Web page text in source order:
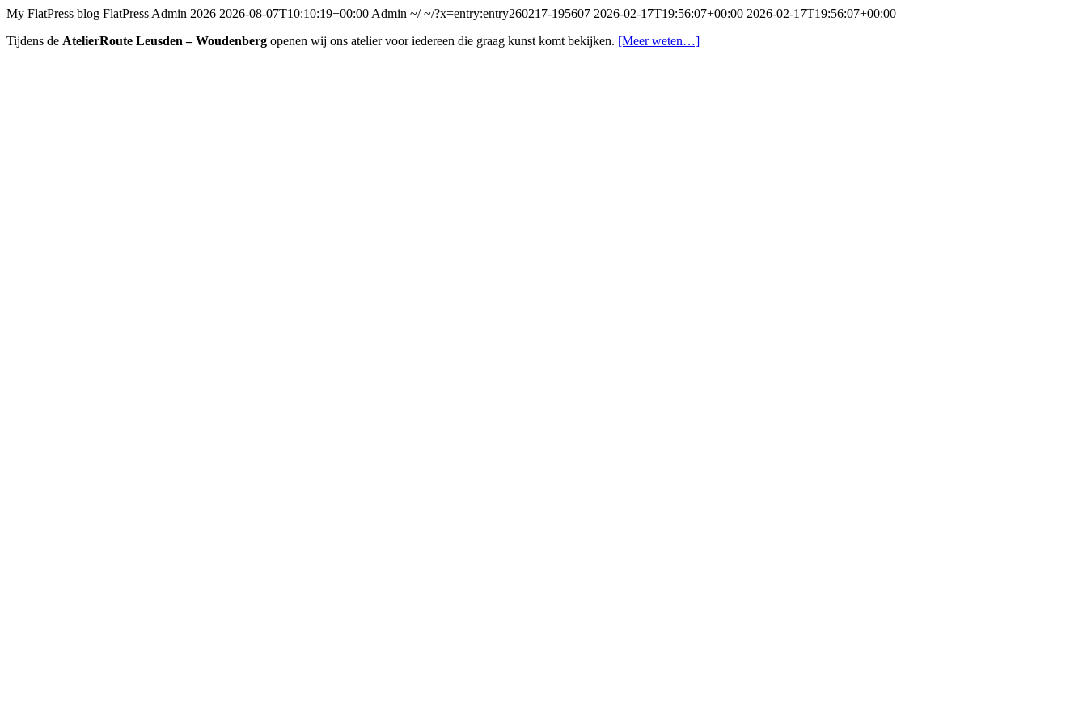
My FlatPress blog FlatPress Admin 2026 2026-08-07T10:10:19+00:00 Admin ~/ ~/?x=entry:entry260217-195607 2026-02-17T19:56:07+00:00 2026-02-17T19:56:07+00:00
Tijdens de AtelierRoute Leusden – Woudenberg openen wij ons atelier voor iedereen die graag kunst komt bekijken. [Meer weten…]